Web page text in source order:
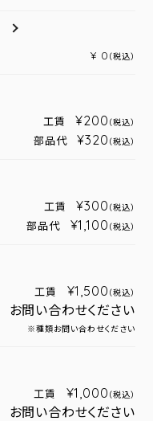
¥ 0 （税込）
工賃 ¥200 （税込）
部品代 ¥320 （税込）
工賃 ¥300 （税込）
部品代 ¥1,100 （税込）
工賃 ¥1,500 （税込）
お問い合わせください
※種類お問い合わせください
工賃 ¥1,000 （税込）
お問い合わせください